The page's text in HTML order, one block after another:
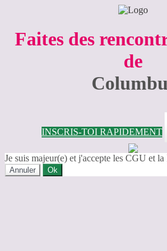
Faites des
de
INSCRIS-TOI RAPIDEMENT
Je suis majeur(e) et j'accepte les CGU et
Annuler Ok